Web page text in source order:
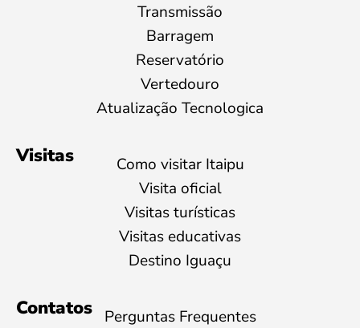
Transmissão
Barragem
Reservatório
Vertedouro
Atualização Tecnologica
Visitas
Como visitar Itaipu
Visita oficial
Visitas turísticas
Visitas educativas
Destino Iguaçu
Contatos
Perguntas Frequentes